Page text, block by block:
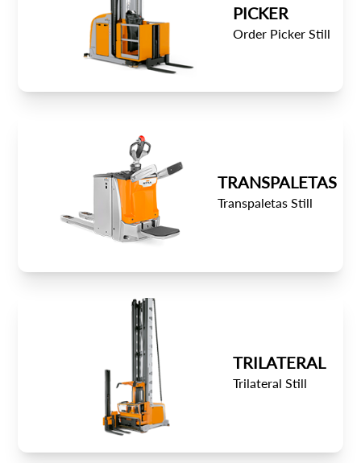
PICKER
Order Picker Still
TRANSPALETAS
Transpaletas Still
TRILATERAL
Trilateral Still